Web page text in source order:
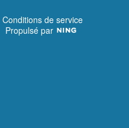
Conditions de service
Propulsé par